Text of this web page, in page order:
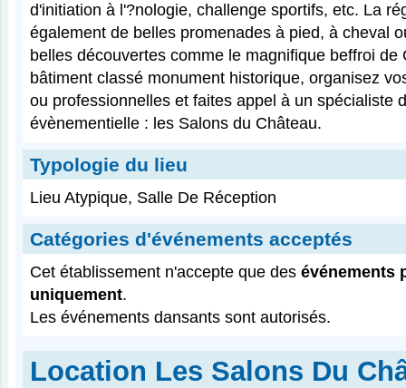
d'initiation à l'?nologie, challenge sportifs, etc. La
également de belles promenades à pied, à cheval
belles découvertes comme le magnifique beffroi de
bâtiment classé monument historique, organisez
ou professionnelles et faites appel à un spécialiste
évènementielle : les Salons du Château.
Typologie du lieu
Lieu Atypique, Salle De Réception
Catégories d'événements acceptés
Cet établissement n'accepte que des événements
uniquement.
Les événements dansants sont autorisés.
Location Les Salons Du